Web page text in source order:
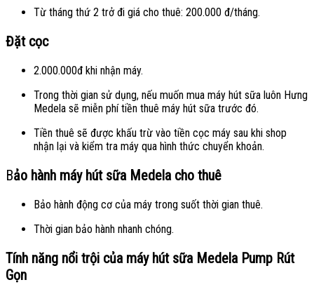
Từ tháng thứ 2 trở đi giá cho thuê: 200.000 đ/tháng.
Đặt cọc
2.000.000đ khi nhận máy.
Trong thời gian sử dụng, nếu muốn mua máy hút sữa luôn Hưng
Medela sẽ miễn phí tiền thuê máy hút sữa trước đó.
Tiền thuê sẽ được khấu trừ vào tiền cọc máy sau khi shop
nhận lại và kiểm tra máy qua hình thức chuyển khoản.
Bảo hành máy hút sữa Medela cho thuê
Bảo hành động cơ của máy trong suốt thời gian thuê.
Thời gian bảo hành nhanh chóng.
Tính năng nổi trội của máy hút sữa Medela Pump Rút
Gọn